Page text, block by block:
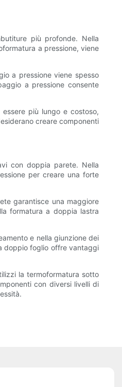
più profonde. Nella
a pressione, viene
a pressione viene spesso
a pressione consente
più lungo e costoso,
creare componenti
con doppia parete. Nella
per creare una forte
garantisce una maggiore
formatura a doppia lastra
e nella giunzione dei
doppio foglio offre vantaggi
la termoformatura sotto
con diversi livelli di